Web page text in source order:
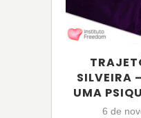
SILVEIRA
UMA
6 de